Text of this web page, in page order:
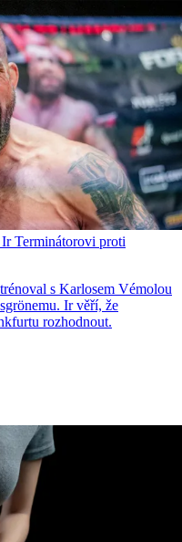
Terminátorovi proti
s Karlosem Vémolou
Ir věří, že
rozhodnout.